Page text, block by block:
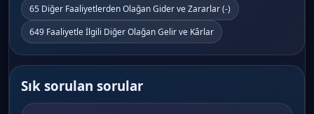
65 Diğer Faaliyetlerden Olağan Gider ve Zararlar (-)
649 Faaliyetle İlgili Diğer Olağan Gelir ve Kârlar
Sık sorulan sorular